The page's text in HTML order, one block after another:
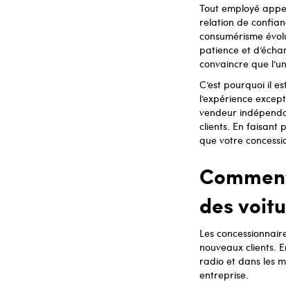
Tout employé
relation de
consumérisme
patience et
convaincre que
C’est pourquoi il
l’expérience
vendeur
clients. En faisant
que votre
des
Les
nouveaux clients.
radio et dans les
entreprise.